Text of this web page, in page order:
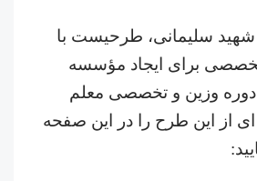
شهید سلیمانی، طرحیست با
برای ایجاد مؤسسه
وزین و تخصصی معلم
ای از این طرح را در این صفحه